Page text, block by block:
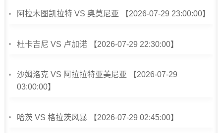
阿拉木图凯拉特 VS 奥莫尼亚 【2026-07-29 23:00:00】
杜卡吉尼 VS 卢加诺 【2026-07-29 22:30:00】
沙姆洛克 VS 阿拉拉特亚美尼亚 【2026-07-29
03:00:00】
哈茨 VS 格拉茨风暴 【2026-07-29 02:45:00】